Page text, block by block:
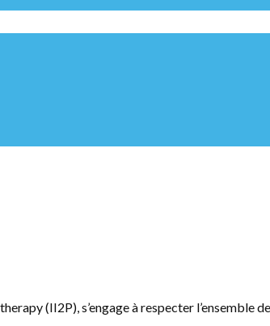
(II2P), s’engage à respecter l’ensemble